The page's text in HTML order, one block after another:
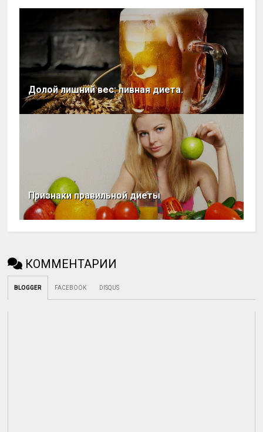
Долой лишний вес: пивная диета.
Признаки правильной диеты
КОММЕНТАРИИ
BLOGGER FACEBOOK DISQUS